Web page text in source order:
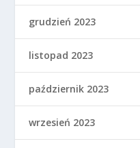
grudzień 2023
listopad 2023
październik 2023
wrzesień 2023